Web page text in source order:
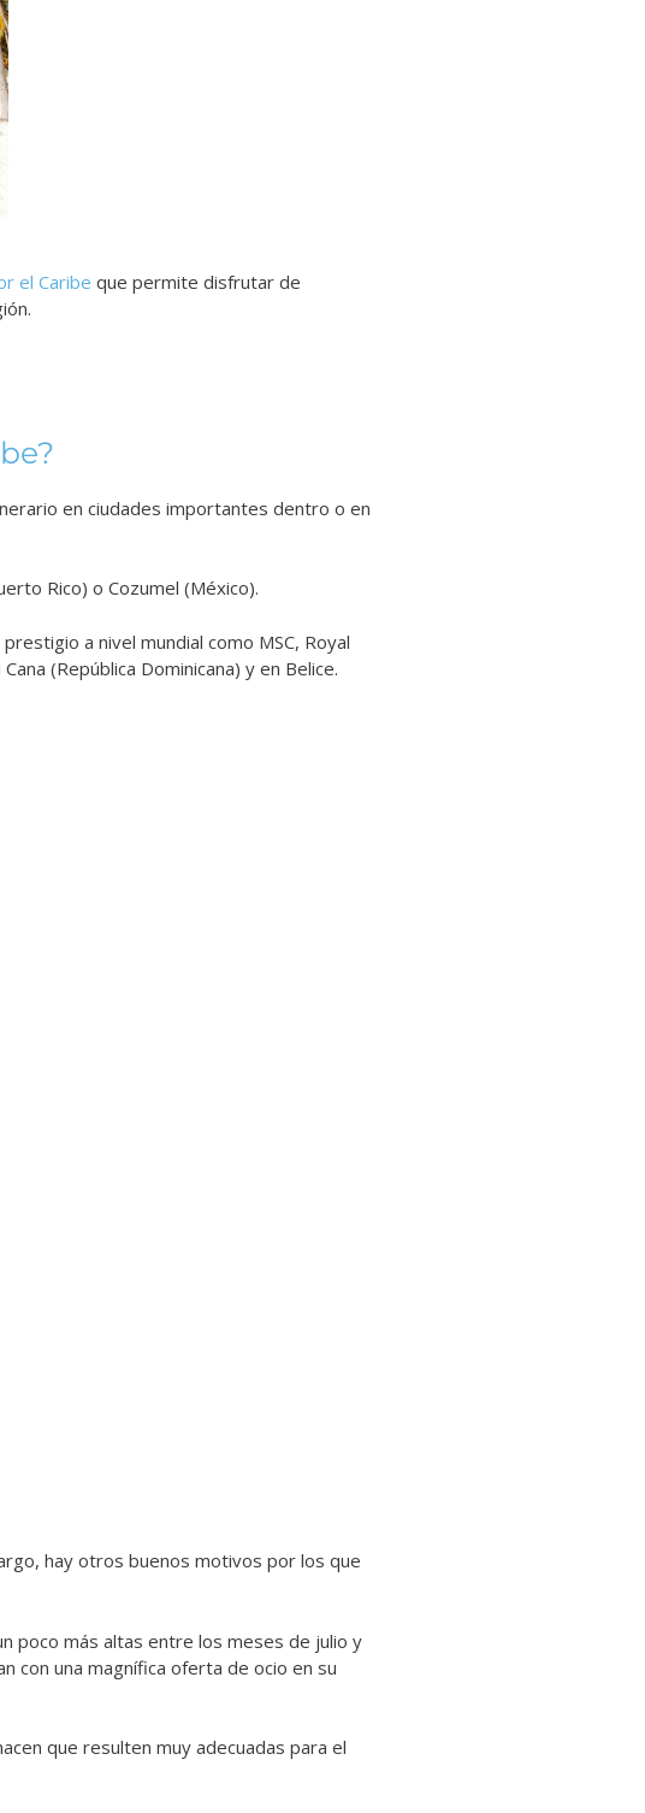
el Caribe que permite disfrutar de
en ciudades importantes dentro o en
Rico) o Cozumel (México).
a nivel mundial como MSC, Royal
(República Dominicana) y en Belice.
hay otros buenos motivos por los que
poco más altas entre los meses de julio y
con una magnífica oferta de ocio en su
que resulten muy adecuadas para el